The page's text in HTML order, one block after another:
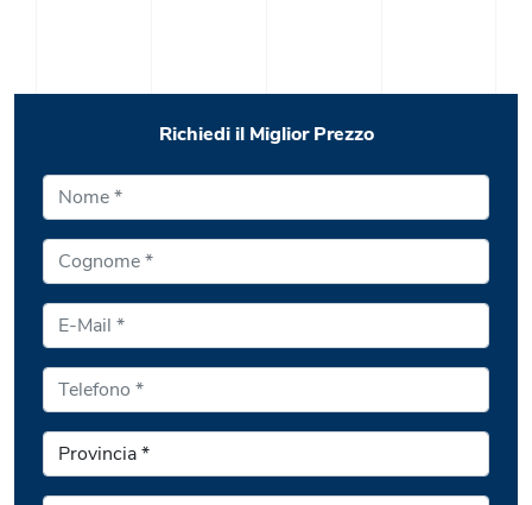
Richiedi il Miglior Prezzo